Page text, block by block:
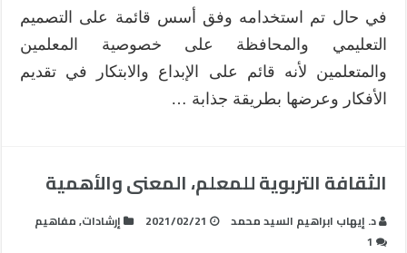
في حال تم استخدامه وفق أسس قائمة على التصميم
التعليمي والمحافظة على خصوصية المعلمين
والمتعلمين لأنه قائم على الإبداع والابتكار في تقديم
الأفكار وعرضها بطريقة جذابة …
الثقافة التربوية للمعلم، المعنى والأهمية
د. إيهاب ابراهيم السيد محمد 2021/02/21 إرشادات,مفاهيم
1